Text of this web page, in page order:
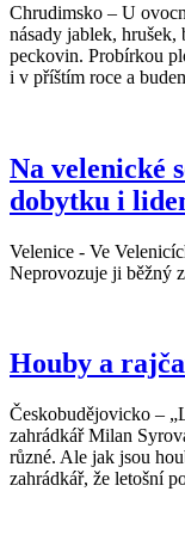
Chrudimsko – U
násady jablek,
peckovin. Probírkou
i v příštím roce a
Na velenické
dobytku i
Velenice - Ve
Neprovozuje ji běžný
Houby a
Českobudějovicko –
zahrádkář Milan
různé. Ale jak jsou
zahrádkář, že letošní